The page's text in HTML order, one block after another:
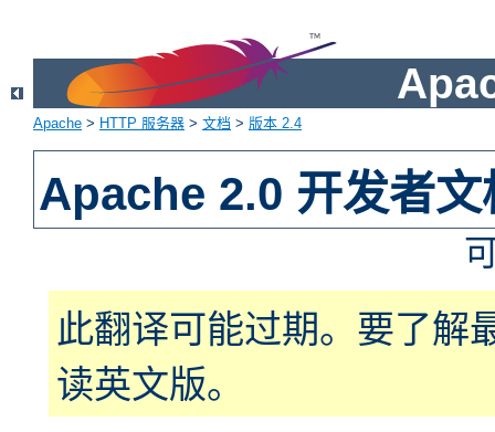
Apache > HTTP 服务器 > 文档 > 版本 2.4
Apache 2.0 开发者文
此翻译可能过期。要了解
读英文版。